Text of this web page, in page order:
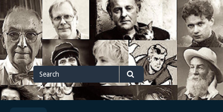
Skip
to
content
Search
for
Search